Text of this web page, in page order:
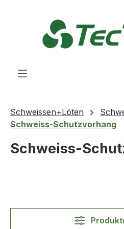
Schweissen+Löten
Schweiss-Schutzvorhang
Schweiss-